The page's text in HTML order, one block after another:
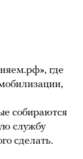
где
собираются
службу
сделать.